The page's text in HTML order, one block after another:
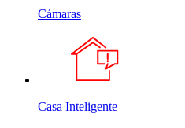
Cámaras
Casa Inteligente